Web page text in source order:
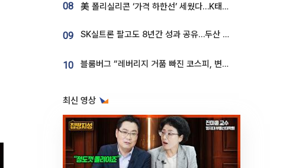
08 美 폴리실리콘 ‘가격 하한선’ 세웠다…K태양광 수혜 기대
09 SK실트론 팔고도 8년간 성과 공유…두산 인수대금 2.3조가 끝 아냐
10 블룸버그 “레버리지 거품 빠진 코스피, 변동성 최악 국면 지났을 가능성”
최신 영상